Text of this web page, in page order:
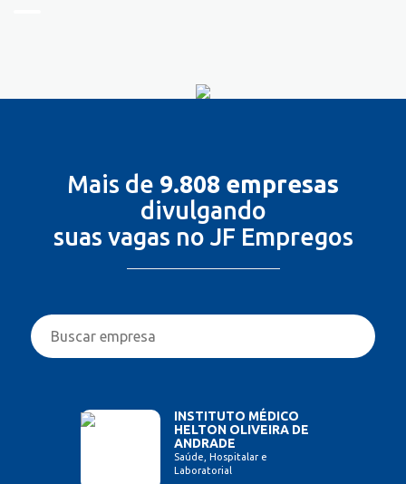
Mais de 9.808 empresas
divulgando
suas vagas no JF Empregos
INSTITUTO MÉDICO
HELTON OLIVEIRA DE
ANDRADE
Saúde, Hospitalar e
Laboratorial